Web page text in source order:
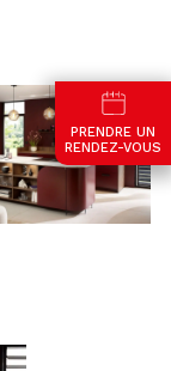
PRENDRE UN
RENDEZ-VOUS